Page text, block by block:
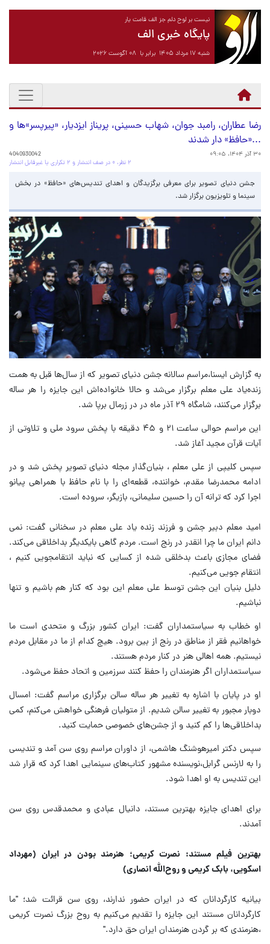
نیست بر لوح دلم جز الف قامت یار
پایگاه خبری الف
شنبه ۱۷ مرداد ۱۴۰۵ برابر با ۰۸ آگوست ۲۰۲۶
رضا عطاران، رامبد جوان، شهاب حسینی، پریناز ایزدیار، «پیرپسر»ها و
...«حافظ» دار شدند
۳۰ آذر ۱۴۰۴، ۰۹:۰۵
4040930042
۲ نظر، ۰ در صف انتشار و ۲ تکراری یا غیرقابل انتشار
جشن دنیای تصویر برای معرفی برگزیدگان و اهدای تندیس‌های «حافظ» در بخش
سینما و تلویزیون برگزار شد.
به گزارش ایسنا،مراسم سالانه جشن دنیای تصویر که از سال‌ها قبل به همت
زنده‌یاد علی معلم برگزار می‌شد و حالا خانواده‌اش این جایزه را هر ساله
برگزار می‌کنند، شامگاه ۲۹ آذر ماه در در زرمال برپا شد.
این مراسم حوالی ساعت ۲۱ و ۴۵ دقیقه با پخش سرود ملی و تلاوتی از
آیات قرآن مجید آغاز شد.
سپس کلیپی از علی معلم ، بنیان‌گذار مجله دنیای تصویر پخش شد و در
ادامه محمدرضا مقدم، خواننده، قطعه‌ای را با نام حافظ با همراهی پیانو
اجرا کرد که ترانه آن را حسین سلیمانی، بازیگر، سروده است.
امید معلم دبیر جشن و فرزند زنده یاد علی معلم در سخنانی گفت: نمی
دانم ایران ما چرا انقدر در رنج است. مردم گاهی بایکدیگر بداخلاقی می‌کند.
فضای مجازی باعث بدخلقی شده از کسایی که نباید انتقامجویی کنیم ،
انتقام جویی می‌کنیم.
دلیل بنیان این جشن توسط علی معلم این بود که کنار هم باشیم و تنها
نباشیم.
او خطاب به سیاستمداران گفت: ایران کشور بزرگ و متحدی است ما
خواهانیم فقر از مناطق در رنج از بین برود. هیچ کدام از ما در مقابل مردم
نیستیم. همه اهالی هنر در کنار مردم هستند.
سیاستمداران اگر هنرمندان را حفظ کنند سرزمین و اتحاد حفظ می‌شود.
او در پایان با اشاره به تغییر هر ساله سالن برگزاری مراسم گفت: امسال
دوبار مجبور به تغییر سالن شدیم. از متولیان فرهنگی خواهش می‌کنم، کمی
بداخلاقی‌ها را کم کنید و از جشن‌های خصوصی حمایت کنید.
سپس دکتر امیرهوشنگ هاشمی، از داوران مراسم روی سن آمد و تندیسی
را به لارنس گرابل،نویسنده مشهور کتاب‌های سینمایی اهدا کرد که قرار شد
این تندیس به او اهدا شود.
برای اهدای جایزه بهترین مستند، دانیال عبادی و محمدقدس روی سن
آمدند.
بهترین فیلم مستند: نصرت کریمی؛ هنرمند بودن در ایران (مهرداد
اسکویی، بابک کریمی و روح‌الله انصاری)
بیانیه کارگردانان که در ایران حضور ندارند، روی سن قرائت شد؛ "ما
کارگردانان مستند این جایزه را تقدیم می‌کنیم به روح بزرگ نصرت کریمی
،هنرمندی که بر گردن هنرمندان ایران حق دارد."